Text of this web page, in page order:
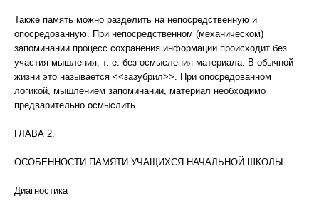
Также память можно разделить на непосредственную и
опосредованную. При непосредственном (механическом)
запоминании процесс сохранения информации происходит без
участия мышления, т. е. без осмысления материала. В обычной
жизни это называется <<зазубрил>>. При опосредованном
логикой, мышлением запоминании, материал необходимо
предварительно осмыслить.
ГЛАВА 2.
ОСОБЕННОСТИ ПАМЯТИ УЧАЩИХСЯ НАЧАЛЬНОЙ ШКОЛЫ
Диагностика